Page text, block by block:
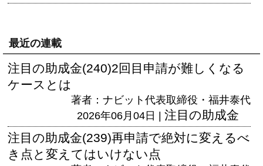
最近の連載
注目の助成金(240)2回目申請が難しくなる
ケースとは
著者：ナビット代表取締役・福井泰代
2026年06月04日 | 注目の助成金
注目の助成金(239)再申請で絶対に変えるべ
き点と変えてはいけない点